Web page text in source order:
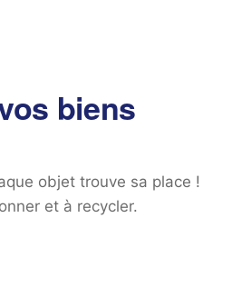
biens
objet trouve sa place !
et à recycler.